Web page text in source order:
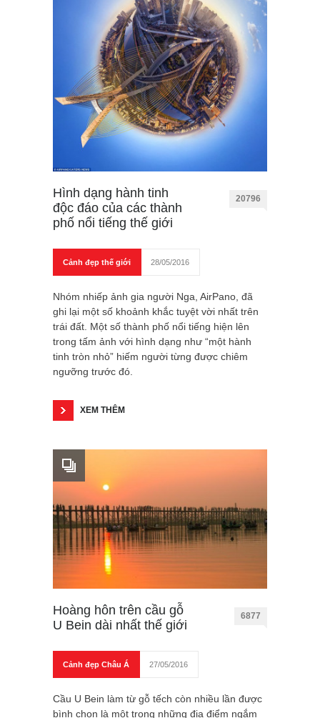
Hình dạng hành tinh
độc đáo của các thành
phố nổi tiếng thế giới
20796
Cảnh đẹp thế giới 28/05/2016
Nhóm nhiếp ảnh gia người Nga, AirPano, đã
ghi lại một số khoảnh khắc tuyệt vời nhất trên
trái đất. Một số thành phố nổi tiếng hiện lên
trong tấm ảnh với hình dạng như “một hành
tinh tròn nhỏ” hiếm người từng được chiêm
ngưỡng trước đó.
XEM THÊM
Hoàng hôn trên cầu gỗ
U Bein dài nhất thế giới
6877
Cảnh đẹp Châu Á 27/05/2016
Cầu U Bein làm từ gỗ tếch còn nhiều lần được
bình chọn là một trong những địa điểm ngắm